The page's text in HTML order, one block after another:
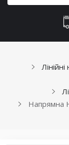
Напрямна